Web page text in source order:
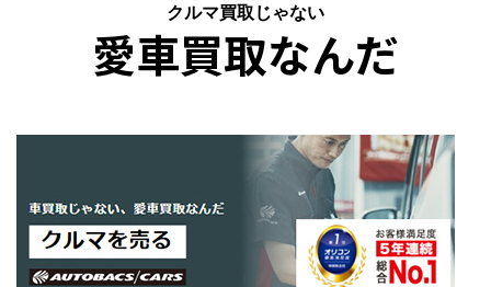
クルマ買取じゃない
愛車買取なんだ